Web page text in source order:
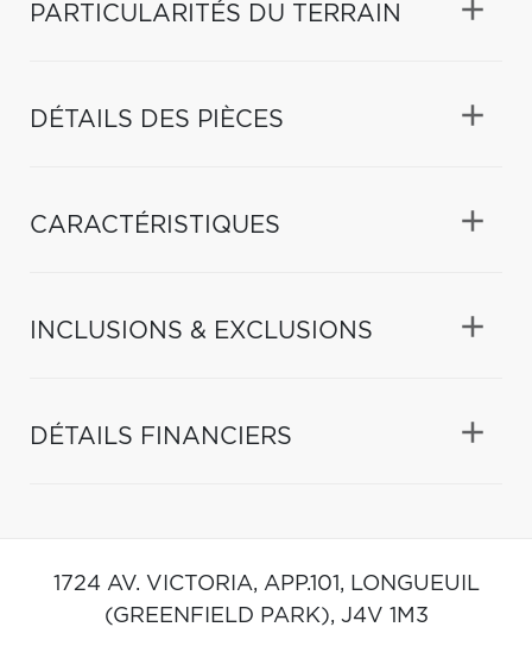
PARTICULARITÉS DU TERRAIN
DÉTAILS DES PIÈCES
CARACTÉRISTIQUES
INCLUSIONS & EXCLUSIONS
DÉTAILS FINANCIERS
1724 AV. VICTORIA, APP.101, LONGUEUIL
(GREENFIELD PARK), J4V 1M3